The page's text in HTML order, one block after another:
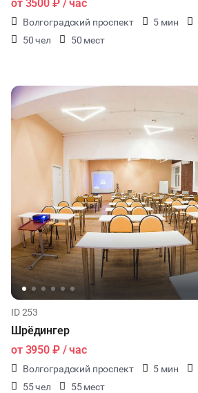
от 3500 ₽/ час
Волгоградский проспект 5 мин
50 чел
50 мест
ID 253
Шрёдингер
от 3950 ₽/ час
Волгоградский проспект 5 мин
55 чел
55 мест